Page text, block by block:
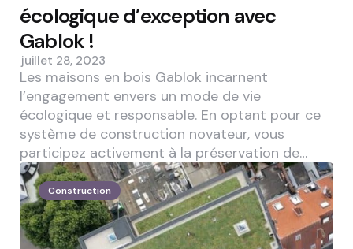
écologique d’exception avec
Gablok !
juillet 28, 2023
Les maisons en bois Gablok incarnent
l’engagement envers un mode de vie
écologique et responsable. En optant pour ce
système de construction novateur, vous
participez activement à la préservation de…
Construction